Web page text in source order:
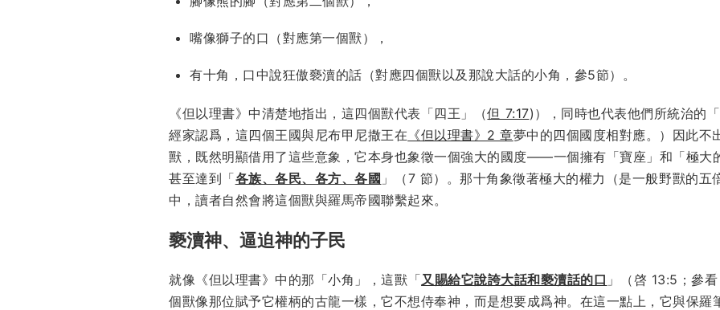
嘴像獅子的口（對應第一個獸），
有十角，口中說狂傲褻瀆的話（對應四個獸以及那說大話的小角，參5節）。
《但以理書》中清楚地指出，這四個獸代表「四王」（但 7:17)），同時也代表他們所統治的
經家認爲，這四個王國與尼布甲尼撒王在 《但以理書》2 章夢中的四個國度相對應。）因此不
獸，既然明顯借用了這些意象，它本身也象徵一個強大的國度——一個擁有「寶座」和「極大
甚至達到「各族、各民、各方、各國 」（7 節）。那十角象徵著極大的權力（是一般野獸的
中，讀者自然會將這個獸與羅馬帝國聯繫起來。
褻瀆神、逼迫神的子民
就像《但以理書》中的那「小角」，這獸「又賜給它說誇大話和褻瀆話的口 」（啓 13:5；參看
個獸像那位賦予它權柄的古龍一樣，它不想侍奉神，而是想要成爲神。在這一點上，它與保羅